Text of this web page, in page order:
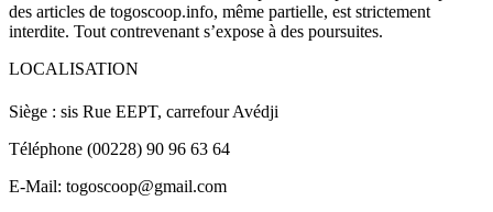
des articles de togoscoop.info, même partielle, est strictement
interdite. Tout contrevenant s’expose à des poursuites.
LOCALISATION
Siège : sis Rue EEPT, carrefour Avédji
Téléphone (00228) 90 96 63 64
E-Mail: togoscoop@gmail.com